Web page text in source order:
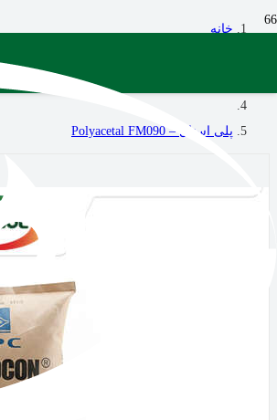
خانه
پلی استال – Polyacetal FM090